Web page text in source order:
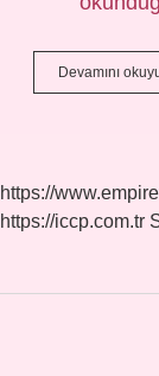
Devamını
https://
https://iccp.com.tr